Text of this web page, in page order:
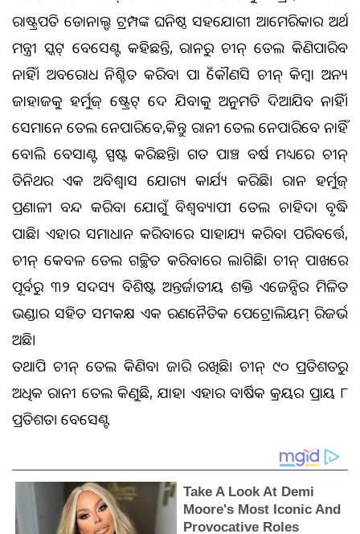
ରାଷ୍ଟ୍ରପତି ଡୋନାଲ୍ଡ ଟ୍ରମ୍ପଙ୍କ ଘନିଷ୍ଠ ସହଯୋଗୀ ଆମେରିକାର ଅର୍ଥ
ମନ୍ତ୍ରୀ ସ୍କଟ୍ ବେସେଣ୍ଟ କହିଛନ୍ତି, ଇରାନରୁ ଚୀନ୍ ତେଲ କିଣିପାରିବ
ନାହିଁ। ଅବରୋଧ ନିଶ୍ଚିତ କରିବା ପାଇଁ କୌଣସି ଚୀନ୍ କିମ୍ବା ଅନ୍ୟ
ଜାହାଜକୁ ହର୍ମୁଜ୍ ଷ୍ଟ୍ରେଟ୍ ଦେଇ ଯିବାକୁ ଅନୁମତି ଦିଆଯିବ ନାହିଁ।
ସେମାନେ ତେଲ ନେଇପାରିବେ,କିନ୍ତୁ ଇରାନୀ ତେଲ ନେଇପାରିବେ ନାହିଁ
ବୋଲି ବେସାଣ୍ଟ ସ୍ପଷ୍ଟ କରିଛନ୍ତି। ଗତ ପାଞ୍ଚ ବର୍ଷ ମଧ୍ୟରେ ଚୀନ୍
ତିନିଥର ଏକ ଅବିଶ୍ୱାସ ଯୋଗ୍ୟ କାର୍ଯ୍ୟ କରିଛି। ଇରାନ ହର୍ମୁଜ୍
ପ୍ରଣାଳୀ ବନ୍ଦ କରିବା ଯୋଗୁଁ ବିଶ୍ୱବ୍ୟାପୀ ତେଲ ଚାହିଦା ବୃଦ୍ଧି
ପାଇଛି। ଏହାର ସମାଧାନ କରିବାରେ ସାହାଯ୍ୟ କରିବା ପରିବର୍ତ୍ତେ,
ଚୀନ୍ କେବଳ ତେଲ ଗଚ୍ଛିତ କରିବାରେ ଲାଗିଛି। ଚୀନ୍‌ ପାଖରେ
ପୂର୍ବରୁ ୩୨ ସଦସ୍ୟ ବିଶିଷ୍ଟ ଅନ୍ତର୍ଜାତୀୟ ଶକ୍ତି ଏଜେନ୍ସିର ମିଳିତ
ଭଣ୍ଡାର ସହିତ ସମକକ୍ଷ ଏକ ରଣନୈତିକ ପେଟ୍ରୋଲିୟମ୍ ରିଜର୍ଭ
ଅଛି।
ତଥାପି ଚୀନ୍ ତେଲ କିଣିବା ଜାରି ରଖିଛି। ଚୀନ୍ ୯୦ ପ୍ରତିଶତରୁ
ଅଧିକ ଇରାନୀ ତେଲ କିଣୁଛି, ଯାହା ଏହାର ବାର୍ଷିକ କ୍ରୟର ପ୍ରାୟ ୮
ପ୍ରତିଶତ। ବେସେଣ୍ଟ